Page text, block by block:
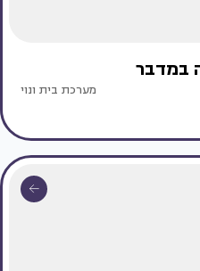
במדבר
מערכת בית ונוי